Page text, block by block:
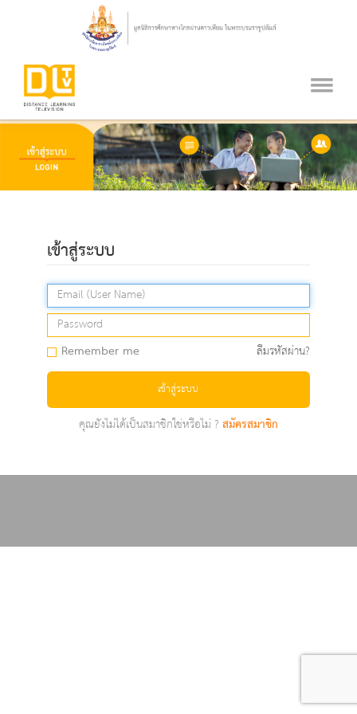
เข้าสู่ระบบ
Remember me ลืมรหัสผ่าน?
เข้าสู่ระบบ
คุณยังไม่ได้เป็นสมาชิกใช่หรือไม่ ?สมัครสมาชิก